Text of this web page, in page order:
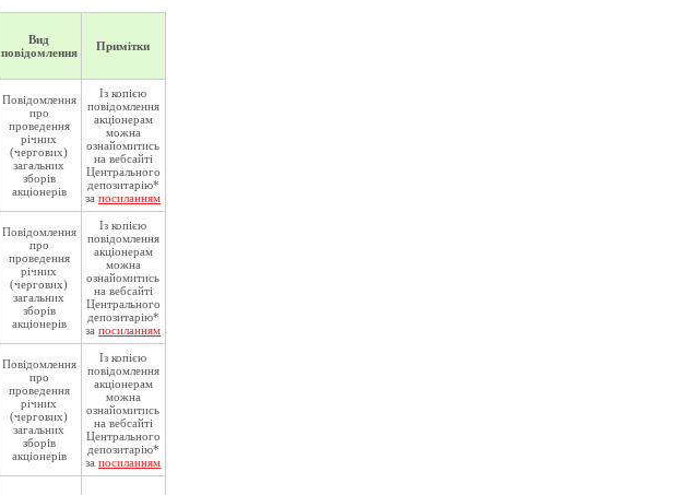
Вид
повідомлення
Примітки
Повідомлення
про
проведення
річних
(чергових)
загальних
зборів
акціонерів
Із копією
повідомлення
акціонерам
можна
ознайомитись
на вебсайті
Центрального
депозитарію*
за посиланням
Повідомлення
про
проведення
річних
(чергових)
загальних
зборів
акціонерів
Із копією
повідомлення
акціонерам
можна
ознайомитись
на вебсайті
Центрального
депозитарію*
за посиланням
Повідомлення
про
проведення
річних
(чергових)
загальних
зборів
акціонерів
Із копією
повідомлення
акціонерам
можна
ознайомитись
на вебсайті
Центрального
депозитарію*
за посиланням